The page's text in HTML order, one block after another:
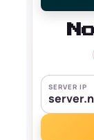
SERVER IP